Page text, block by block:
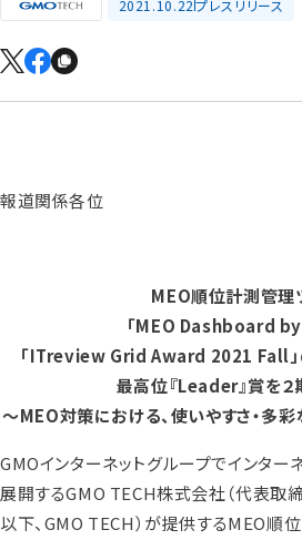
2021.10.22プレスリリース
報道関係各位
MEO順位計測管理
「MEO Dashboard
「ITreview Grid Award 2021 Fall」
最高位『Leader』賞を
～MEO対策における、使いやすさ・多
GMOインターネットグループでインター
展開するGMO TECH株式会社（代表取
以下、GMO TECH）が提供するMEO順